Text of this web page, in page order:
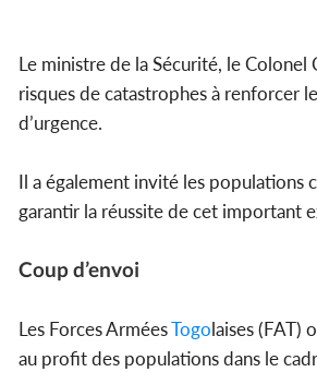
Le ministre de la Sécurité, le
risques de catastrophes à renforcer
d’urgence.
Il a également invité les populations
garantir la réussite de cet important
Coup d’envoi
Les Forces ArméesTogolaises (FAT)
au profit des populations dans le